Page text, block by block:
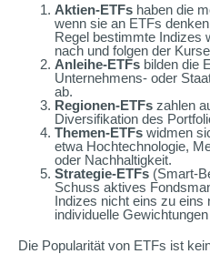
Aktien-ETFs haben die
wenn sie an ETFs
Regel bestimmte Indizes
nach und folgen der
Anleihe-ETFs bilden die
Unternehmens- oder
ab.
Regionen-ETFs zahlen
Diversifikation des
Themen-ETFs widmen
etwa Hochtechnologie,
oder Nachhaltigkeit.
Strategie-ETFs (Smart-
Schuss aktives
Indizes nicht eins zu eins
individuelle
Die Popularität von ETFs ist